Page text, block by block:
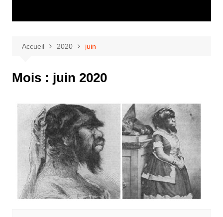
Accueil 2020 juin
Mois : juin 2020